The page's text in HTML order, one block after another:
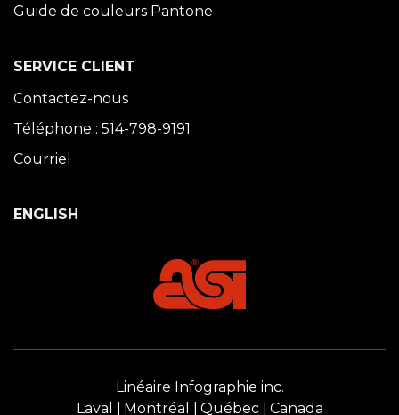
Guide de couleurs Pantone
SERVICE CLIENT
Contactez-nous
Téléphone : 514-798-9191
Courriel
ENGLISH
Linéaire Infographie inc.
Laval
Montréal Québec Canada